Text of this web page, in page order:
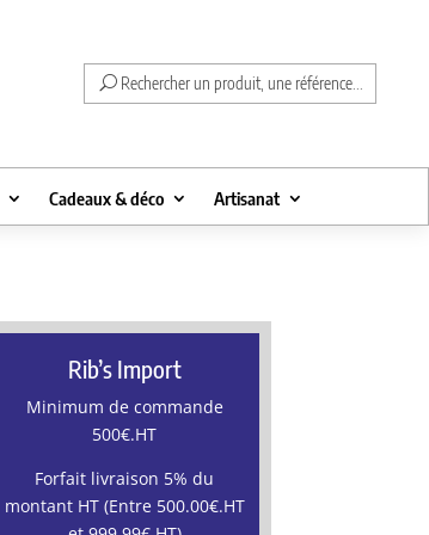
Rechercher un produit, une référence...
Cadeaux & déco Artisanat
Rib’s Import
Minimum de commande
500€.HT
Forfait livraison 5% du
montant HT (Entre 500.00€.HT